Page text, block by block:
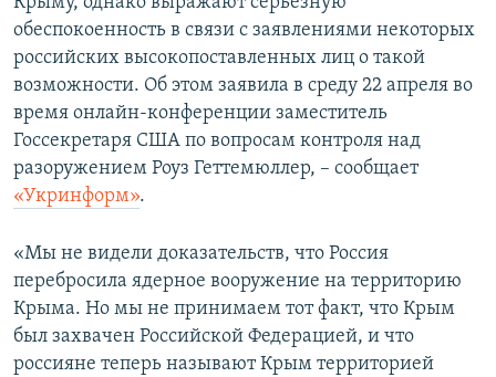
обеспокоенность в связи с заявлениями некоторых
российских высокопоставленных лиц о такой
возможности. Об этом заявила в среду 22 апреля во
время онлайн-конференции заместитель
Госсекретаря США по вопросам контроля над
разоружением Роуз Геттемюллер, – сообщает
«Укринформ».
«Мы не видели доказательств, что Россия
перебросила ядерное вооружение на территорию
Крыма. Но мы не принимаем тот факт, что Крым
был захвачен Российской Федерацией, и что
россияне теперь называют Крым территорией